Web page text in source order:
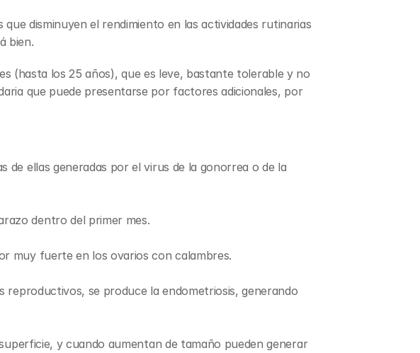
disminuyen el rendimiento en las actividades rutinarias
bien.
(hasta los 25 años), que es leve, bastante tolerable y no
que puede presentarse por factores adicionales, por
de ellas generadas por el virus de la gonorrea o de la
dentro del primer mes.
muy fuerte en los ovarios con calambres.
se produce la endometriosis, generando
y cuando aumentan de tamaño pueden generar